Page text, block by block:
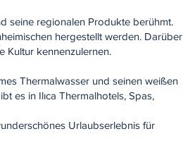
seine regionalen Produkte berühmt.
hergestellt werden. Darüber
Kultur kennenzulernen.
Thermalwasser und seinen weißen
es in Ilıca Thermalhotels, Spas,
Urlaubserlebnis für